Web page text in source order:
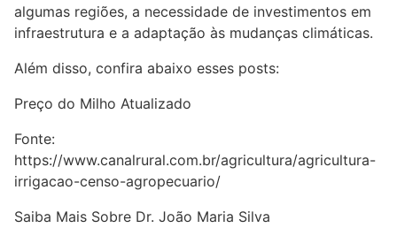
algumas regiões, a necessidade de investimentos em
infraestrutura e a adaptação às mudanças climáticas.
Além disso, confira abaixo esses posts:
Preço do Milho Atualizado
Fonte:
https://www.canalrural.com.br/agricultura/agricultura-
irrigacao-censo-agropecuario/
Saiba Mais Sobre Dr. João Maria Silva